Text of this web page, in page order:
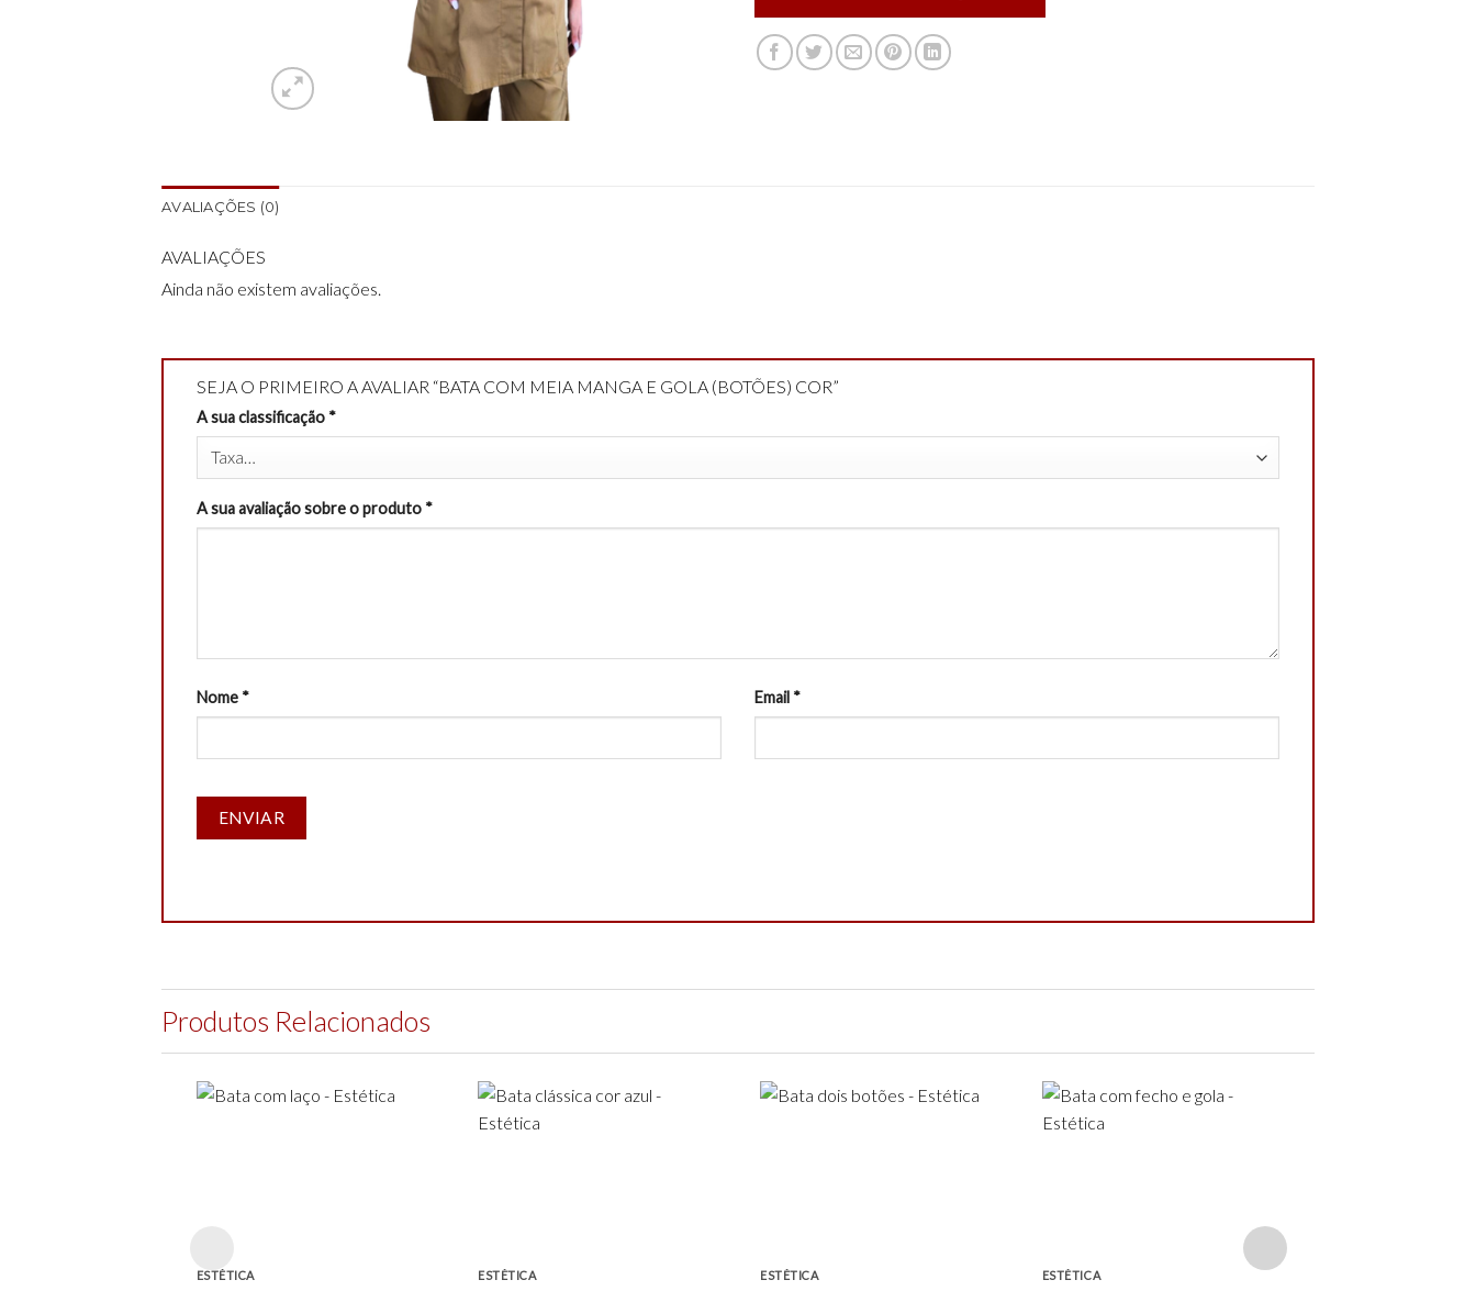
AVALIAÇÕES (0)
AVALIAÇÕES
Ainda não existem avaliações.
SEJA O PRIMEIRO A AVALIAR “BATA COM MEIA MANGA E GOLA (BOTÕES) COR”
A sua classificação *
A sua avaliação sobre o produto *
Nome * Email *
Produtos Relacionados
ESTÉTICA ESTÉTICA ESTÉTICA ESTÉTICA